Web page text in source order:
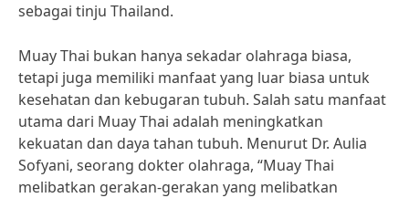
sebagai tinju Thailand.
Muay Thai bukan hanya sekadar olahraga biasa,
tetapi juga memiliki manfaat yang luar biasa untuk
kesehatan dan kebugaran tubuh. Salah satu manfaat
utama dari Muay Thai adalah meningkatkan
kekuatan dan daya tahan tubuh. Menurut Dr. Aulia
Sofyani, seorang dokter olahraga, “Muay Thai
melibatkan gerakan-gerakan yang melibatkan